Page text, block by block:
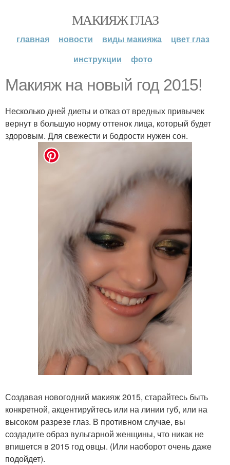
МАКИЯЖ ГЛАЗ
главная новости виды макияжа
цвет глаз
инструкции
фото
Макияж на новый год 2015!
Несколько дней диеты и отказ от вредных привычек
вернут в большую норму оттенок лица, который будет
здоровым. Для свежести и бодрости нужен сон.
Создавая новогодний макияж 2015, старайтесь быть
конкретной, акцентируйтесь или на линии губ, или на
высоком разрезе глаз. В противном случае, вы
создадите образ вульгарной женщины, что никак не
впишется в 2015 год овцы. (Или наоборот очень даже
подойдет).